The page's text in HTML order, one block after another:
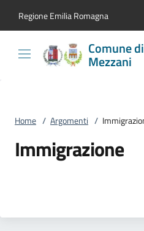
Regione Emilia Romagna
Comune
Mezzani
Home / Argomenti /
Immigrazione